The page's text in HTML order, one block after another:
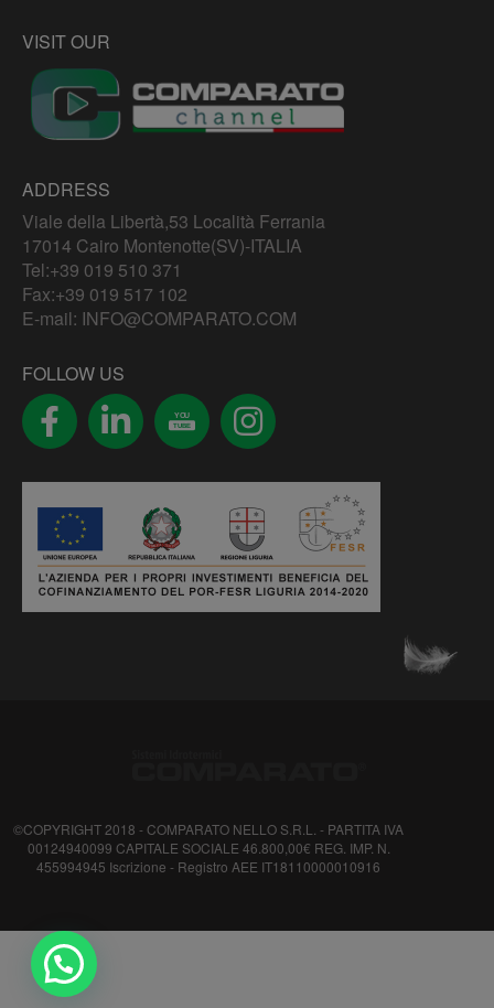
VISIT OUR
ADDRESS
Viale della Libertà,53 Località Ferrania
17014 Cairo Montenotte(SV)-ITALIA
Tel:+39 019 510 371
Fax:+39 019 517 102
E-mail: INFO@COMPARATO.COM
FOLLOW US
YOU
TUBE
©COPYRIGHT 2018 - COMPARATO NELLO S.R.L. - PARTITA IVA
00124940099 CAPITALE SOCIALE 46.800,00€ REG. IMP. N.
455994945 Iscrizione - Registro AEE IT18110000010916